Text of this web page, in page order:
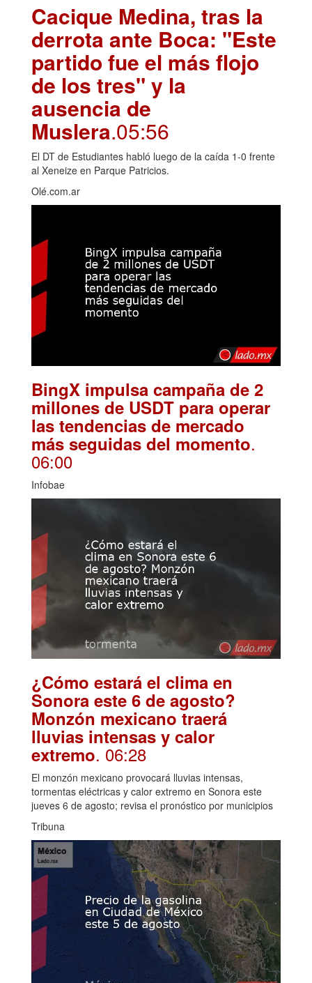
Cacique Medina, tras la
derrota ante Boca: "Este
partido fue el más flojo
de los tres" y la
ausencia de
Muslera.05:56
El DT de Estudiantes habló luego de la caída 1-0 frente
al Xeneize en Parque Patricios.
Olé.com.ar
BingX impulsa campaña de 2
millones de USDT para operar
las tendencias de mercado
más seguidas del momento.
06:00
Infobae
¿Cómo estará el clima en
Sonora este 6 de agosto?
Monzón mexicano traerá
lluvias intensas y calor
extremo. 06:28
El monzón mexicano provocará lluvias intensas,
tormentas eléctricas y calor extremo en Sonora este
jueves 6 de agosto; revisa el pronóstico por municipios
Tribuna